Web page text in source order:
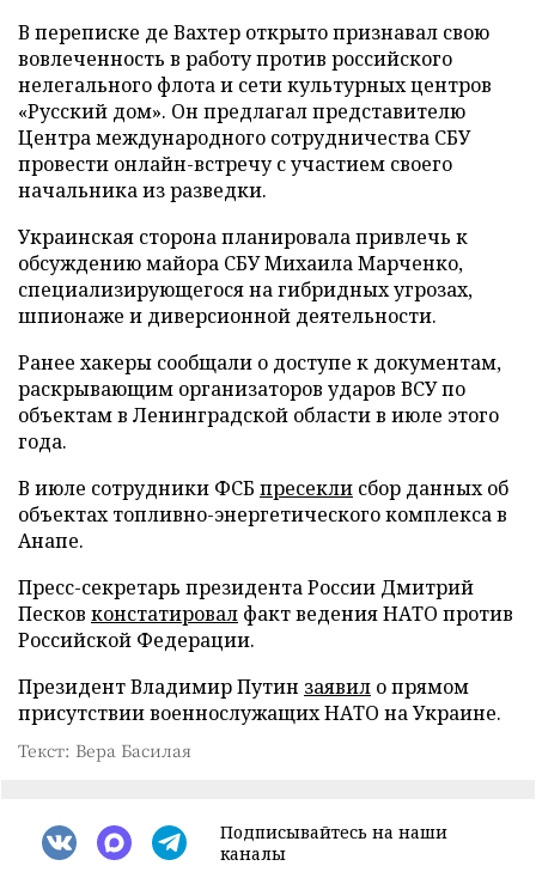
В переписке де Вахтер открыто признавал свою
вовлеченность в работу против российского
нелегального флота и сети культурных центров
«Русский дом». Он предлагал представителю
Центра международного сотрудничества СБУ
провести онлайн-встречу с участием своего
начальника из разведки.
Украинская сторона планировала привлечь к
обсуждению майора СБУ Михаила Марченко,
специализирующегося на гибридных угрозах,
шпионаже и диверсионной деятельности.
Ранее хакеры сообщали о доступе к документам,
раскрывающим организаторов ударов ВСУ по
объектам в Ленинградской области в июле этого
года.
В июле сотрудники ФСБ пресекли сбор данных об
объектах топливно-энергетического комплекса в
Анапе.
Пресс-секретарь президента России Дмитрий
Песков констатировал факт ведения НАТО против
Российской Федерации.
Президент Владимир Путин заявил о прямом
присутствии военнослужащих НАТО на Украине.
Текст: Вера Басилая
Подписывайтесь на наши
каналы